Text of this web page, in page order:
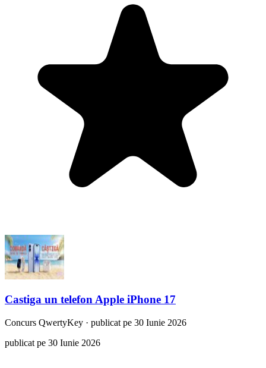
Castiga un telefon Apple iPhone 17
Concurs QwertyKey · publicat pe 30 Iunie 2026
publicat pe 30 Iunie 2026